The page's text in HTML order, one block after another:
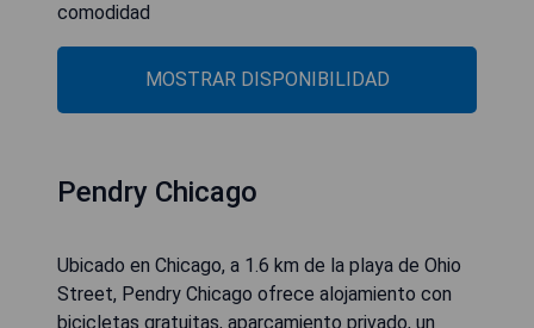
comodidad
MOSTRAR DISPONIBILIDAD
Pendry Chicago
Ubicado en Chicago, a 1.6 km de la playa de Ohio
Street, Pendry Chicago ofrece alojamiento con
bicicletas gratuitas, aparcamiento privado, un